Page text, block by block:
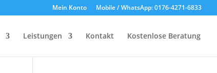
Mein Konto Mobile / WhatsApp: 0176-4271-6833
Leistungen Kontakt Kostenlose Beratung